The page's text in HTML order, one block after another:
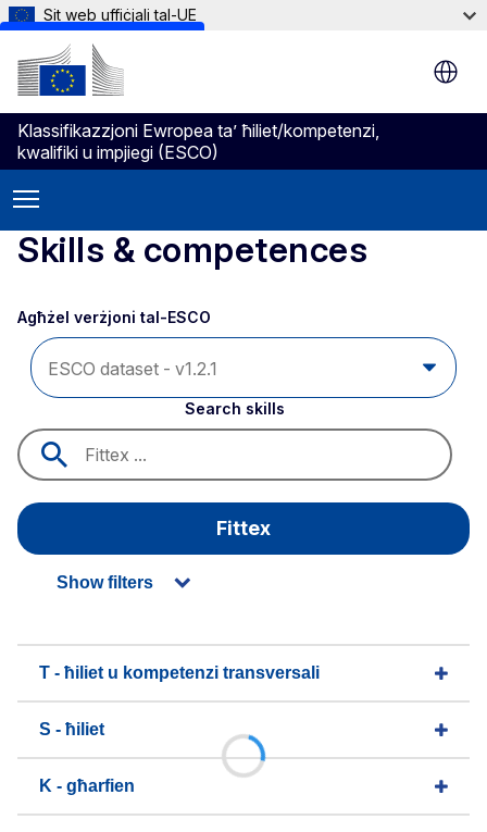
Skip to main content
Sit web uffiċjali tal-UE
Klassifikazzjoni Ewropea ta’ ħiliet/kompetenzi,
kwalifiki u impjiegi (ESCO)
Skills & competences
Agħżel verżjoni tal-ESCO
Search skills
Fittex
Show filters
T - ħiliet u kompetenzi transversali
S - ħiliet
K - għarfien